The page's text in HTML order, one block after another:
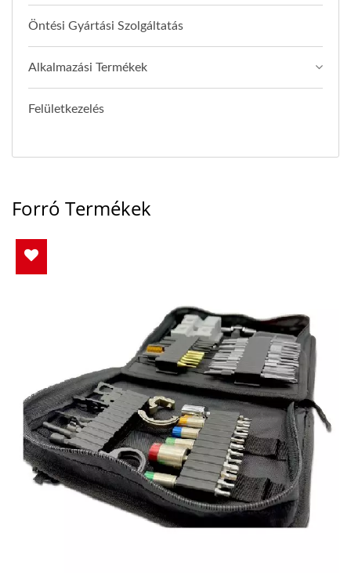
Öntési Gyártási Szolgáltatás
Alkalmazási Termékek
Felületkezelés
Forró Termékek